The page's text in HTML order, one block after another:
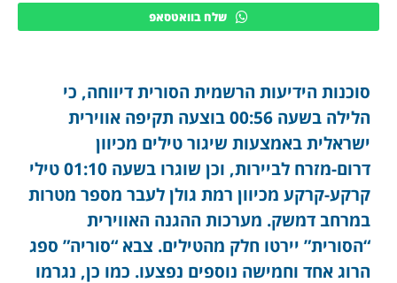
שלח בוואטסאפ
סוכנות הידיעות הרשמית הסורית דיווחה, כי
הלילה בשעה 00:56 בוצעה תקיפה אווירית
ישראלית באמצעות שיגור טילים מכיוון
דרום-מזרח לביירות, וכן שוגרו בשעה 01:10 טילי
קרקע-קרקע מכיוון רמת גולן לעבר מספר מטרות
במרחב דמשק. מערכות ההגנה האווירית
“הסורית” יירטו חלק מהטילים. צבא “סוריה” ספג
הרוג אחד וחמישה נוספים נפצעו. כמו כן, נגרמו